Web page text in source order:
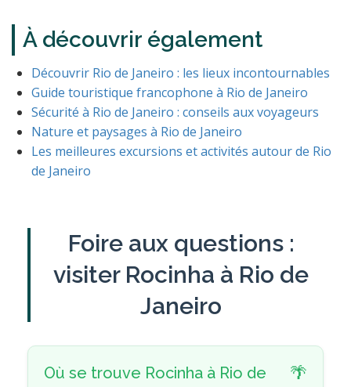
À découvrir également
Découvrir Rio de Janeiro : les lieux incontournables
Guide touristique francophone à Rio de Janeiro
Sécurité à Rio de Janeiro : conseils aux voyageurs
Nature et paysages à Rio de Janeiro
Les meilleures excursions et activités autour de Rio
de Janeiro
Foire aux questions :
visiter Rocinha à Rio de
Janeiro
Où se trouve Rocinha à Rio de